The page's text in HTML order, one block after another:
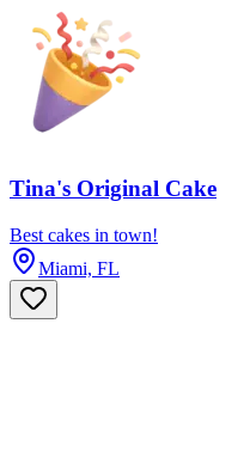
Tina's Original Cake
Best cakes in town!
Miami, FL